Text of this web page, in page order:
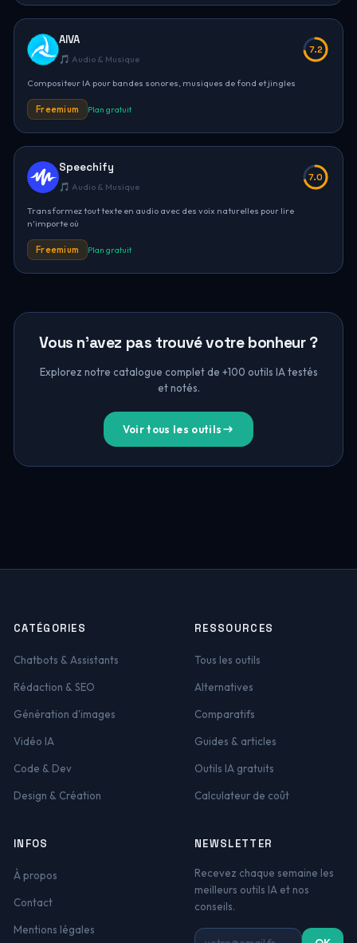
AIVA
🎵 Audio & Musique
7.2
Compositeur IA pour bandes sonores, musiques de fond et jingles
Freemium Plan gratuit
Speechify
🎵 Audio & Musique
7.0
Transformez tout texte en audio avec des voix naturelles pour lire
n'importe où
Freemium Plan gratuit
Vous n'avez pas trouvé votre bonheur ?
Explorez notre catalogue complet de +100 outils IA testés
et notés.
Voir tous les outils
CATÉGORIES
Chatbots & Assistants
Rédaction & SEO
Génération d'images
Vidéo IA
Code & Dev
Design & Création
RESSOURCES
Tous les outils
Alternatives
Comparatifs
Guides & articles
Outils IA gratuits
Calculateur de coût
INFOS
À propos
Contact
Mentions légales
NEWSLETTER
Recevez chaque semaine les
meilleurs outils IA et nos
conseils.
Adresse email